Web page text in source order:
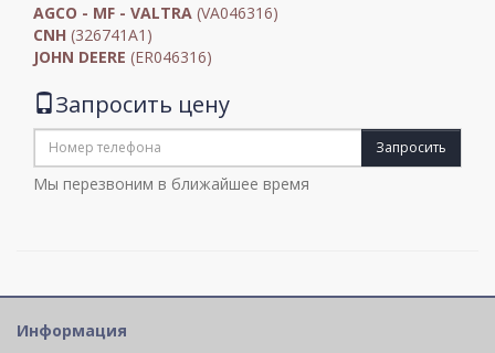
AGCO - MF - VALTRA (VA046316)
CNH (326741A1)
JOHN DEERE (ER046316)
Запросить цену
Запросить
Мы перезвоним в ближайшее время
Информация